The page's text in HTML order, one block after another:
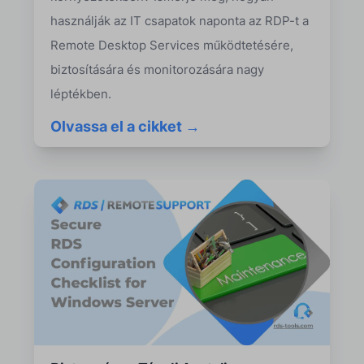
használják az IT csapatok naponta az RDP-t a
Remote Desktop Services működtetésére,
biztosítására és monitorozására nagy
léptékben.
Olvassa el a cikket →